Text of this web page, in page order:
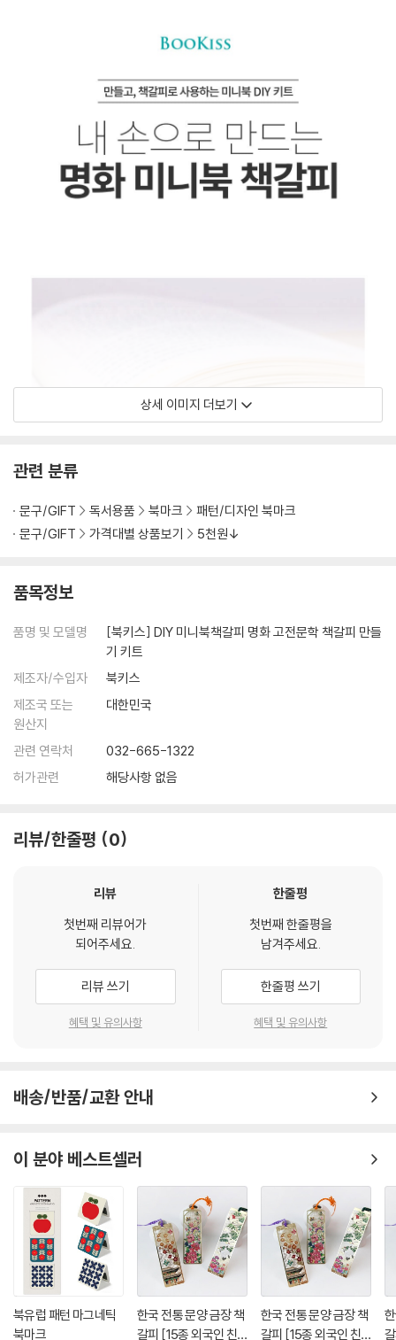
상세 이미지 더보기
관련 분류
문구/GIFT 독서용품 북마크
패턴/디자인 북마크
문구/GIFT
가격대별 상품보기 5천원↓
품목정보
품명 및 모델명
[북키스] DIY 미니북책갈피 명화 고전문학 책갈피 만들
기 키트
제조자/수입자
북키스
제조국 또는
원산지
대한민국
관련 연락처
032-665-1322
허가관련
해당사항 없음
리뷰/한줄평 0
리뷰
첫번째 리뷰어가
되어주세요.
리뷰 쓰기
혜택 및 유의사항
한줄평
첫번째 한줄평을
남겨주세요.
한줄평 쓰기
혜택 및 유의사항
배송/반품/교환 안내
이 분야 베스트셀러
북유럽 패턴 마그네틱
북마크
한국 전통 문양 금장 책
갈피 [15종 외국인 친
한국 전통 문양 금장 책
갈피 [15종 외국인 친